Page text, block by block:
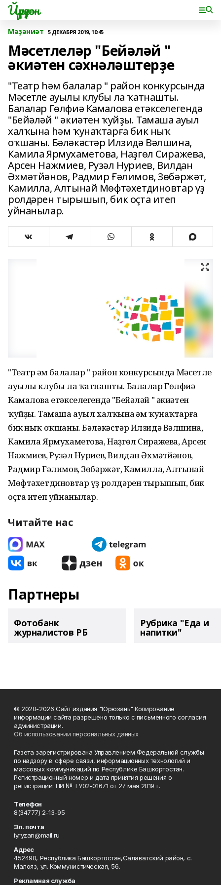
Йүрүҙән
Мәҙәниәт 5 ДЕКАБРЯ 2019, 10:45
Мәсетлеләр "Бейәләй "
әкиәтен сәхнәләштерҙе
"Театр һәм балалар " район конкурсында
Мәсетле ауылы клубы ла ҡатнашты.
Балалар Гөлфиә Камалова етәкселегендә
"Бейәләй " әкиәтен ҡуйҙы. Тамаша ауыл
халҡына һәм ҡунаҡтарға бик ныҡ
оҡшаны. Бәләкәстәр Илзидә Вәлшина,
Камила Ярмухаметова, Наҙгөл Сиражева,
Арсен Нажмиев, Рузәл Нуриев, Вилдан
Әхмәтйәнов, Радмир Ғәлимов, Зөбәржәт,
Камилла, Алтынай Мөфтәхетдиновтар үҙ
ролдәрен тырышып, бик оҫта итеп
уйнанылар.
"Театр һәм балалар " район конкурсында Мәсетле
ауылы клубы ла ҡатнашты. Балалар Гөлфиә
Камалова етәкселегендә "Бейәләй " әкиәтен
ҡуйҙы. Тамаша ауыл халҡына һәм ҡунаҡтарға
бик ныҡ оҡшаны. Бәләкәстәр Илзидә Вәлшина,
Камила Ярмухаметова, Наҙгөл Сиражева, Арсен
Нажмиев, Рузәл Нуриев, Вилдан Әхмәтйәнов,
Радмир Ғәлимов, Зөбәржәт, Камилла, Алтынай
Мөфтәхетдиновтар үҙ ролдәрен тырышып, бик
оҫта итеп уйнанылар.
Читайте нас
Партнеры
Фотобанк
журналистов РБ
Рубрика "Еда и
напитки"
© 2020-2026 Сайт издания "Юрюзань" Копирование
информации сайта разрешено только с письменного согласия
администрации.
Об использовании персональных данных
Газета зарегистрирована Управлением Федеральной службы
по надзору в сфере связи, информационных технологий и
массовых коммуникаций по Республике Башкортостан.
Регистрационный номер и дата принятия решения о
регистрации: ПИ № ТУ02-01671 от 27 мая 2019 г.
Телефон
8(34777) 2-13-95
Эл. почта
iyryzan@mail.ru
Адрес
452490, Республика Башкортостан,Салаватский район, с.
Малояз, ул. Коммунистическая, 56.
Рекламная служба